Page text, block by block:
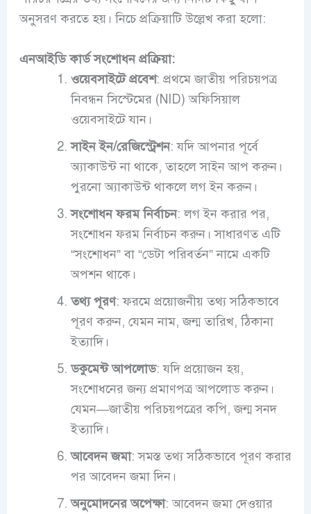
অনুসরণ করতে হয়। নিচে প্রক্রিয়াটি উল্লেখ করা হলো:
এনআইডি কার্ড সংশোধন প্রক্রিয়া:
ওয়েবসাইটে প্রবেশ: প্রথমে জাতীয় পরিচয়পত্র
নিবন্ধন সিস্টেমের (NID) অফিসিয়াল
ওয়েবসাইটে যান।
সাইন ইন/রেজিস্ট্রেশন: যদি আপনার পূর্বে
অ্যাকাউন্ট না থাকে, তাহলে সাইন আপ করুন।
পুরনো অ্যাকাউন্ট থাকলে লগ ইন করুন।
সংশোধন ফরম নির্বাচন: লগ ইন করার পর,
সংশোধন ফরম নির্বাচন করুন। সাধারণত এটি
“সংশোধন” বা “ডেটা পরিবর্তন” নামে একটি
অপশন থাকে।
তথ্য পূরণ: ফরমে প্রয়োজনীয় তথ্য সঠিকভাবে
পূরণ করুন, যেমন নাম, জন্ম তারিখ, ঠিকানা
ইত্যাদি।
ডকুমেন্ট আপলোড: যদি প্রয়োজন হয়,
সংশোধনের জন্য প্রমাণপত্র আপলোড করুন।
যেমন—জাতীয় পরিচয়পত্রের কপি, জন্ম সনদ
ইত্যাদি।
আবেদন জমা: সমস্ত তথ্য সঠিকভাবে পূরণ করার
পর আবেদন জমা দিন।
অনুমোদনের অপেক্ষা: আবেদন জমা দেওয়ার